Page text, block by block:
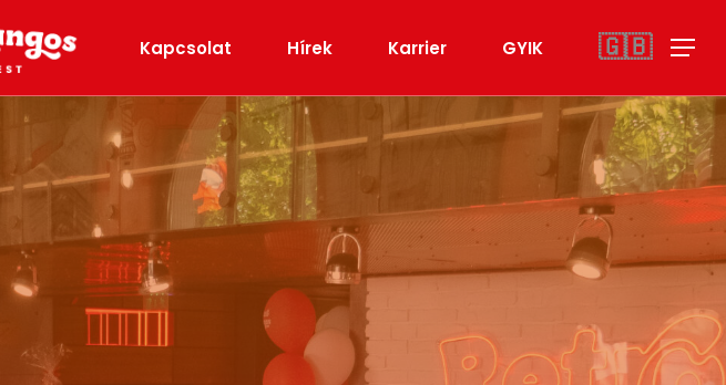
Kapcsolat Hírek Karrier GYIK 🇬🇧 Menu